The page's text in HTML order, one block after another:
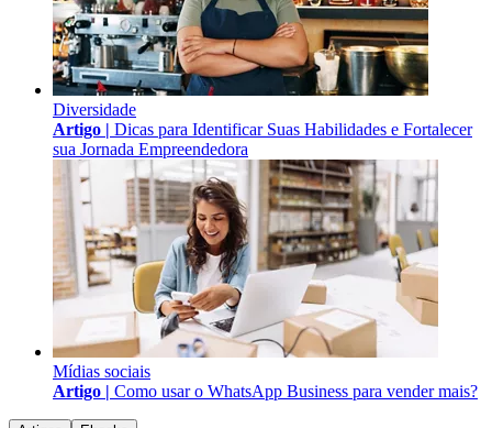
Diversidade
Artigo | Dicas para Identificar Suas Habilidades e Fortalecer
sua Jornada Empreendedora
Mídias sociais
Artigo | Como usar o WhatsApp Business para vender mais?